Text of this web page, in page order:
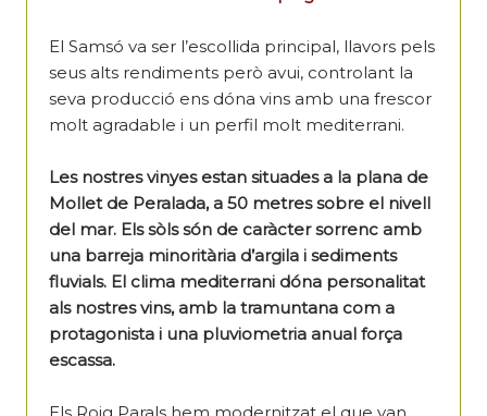
El Samsó va ser l’escollida principal, llavors pels
seus alts rendiments però avui, controlant la
seva producció ens dóna vins amb una frescor
molt agradable i un perfil molt mediterrani.
Les nostres vinyes estan situades a la plana de
Mollet de Peralada, a 50 metres sobre el nivell
del mar. Els sòls són de caràcter sorrenc amb
una barreja minoritària d’argila i sediments
fluvials. El clima mediterrani dóna personalitat
als nostres vins, amb la tramuntana com a
protagonista i una pluviometria anual força
escassa.